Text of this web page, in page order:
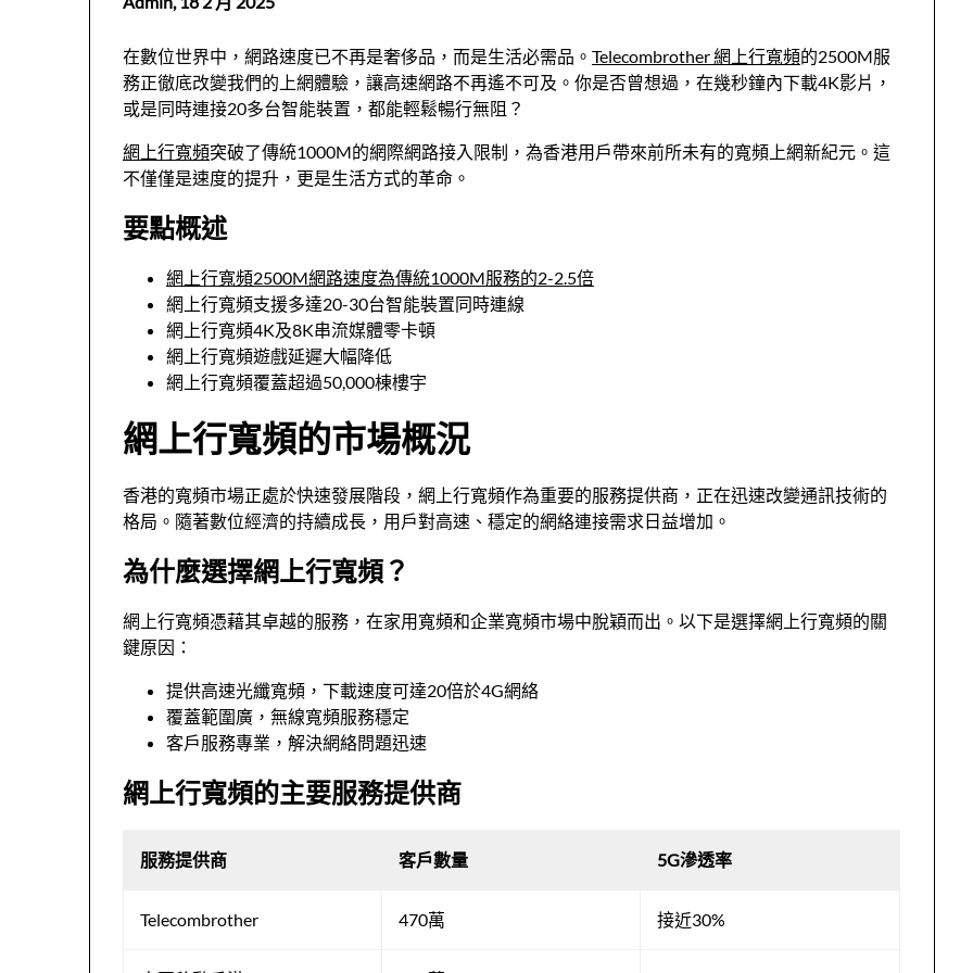
在數位世界中，網路速度已不再是奢侈品，而是生活必需品。 Telecombrother 網上行寬頻的2500M服
務正徹底改變我們的上網體驗，讓高速網路不再遙不可及。你是否曾想過，在幾秒鐘內下載4K影片，
或是同時連接20多台智能裝置，都能輕鬆暢行無阻？
網上行寬頻突破了傳統1000M的網際網路接入限制，為香港用戶帶來前所未有的寬頻上網新紀元。這
不僅僅是速度的提升，更是生活方式的革命。
要點概述
網上行寬頻2500M網路速度為傳統1000M服務的2-2.5倍
網上行寬頻支援多達20-30台智能裝置同時連線
網上行寬頻4K及8K串流媒體零卡頓
網上行寬頻遊戲延遲大幅降低
網上行寬頻覆蓋超過50,000棟樓宇
網上行寬頻的市場概況
香港的寬頻市場正處於快速發展階段，網上行寬頻作為重要的服務提供商，正在迅速改變通訊技術的
格局。隨著數位經濟的持續成長，用戶對高速、穩定的網絡連接需求日益增加。
為什麼選擇網上行寬頻？
網上行寬頻憑藉其卓越的服務，在家用寬頻和企業寬頻市場中脫穎而出。以下是選擇網上行寬頻的關
鍵原因：
提供高速光纖寬頻，下載速度可達20倍於4G網絡
覆蓋範圍廣，無線寬頻服務穩定
客戶服務專業，解決網絡問題迅速
網上行寬頻的主要服務提供商
服務提供商 客戶數量 5G滲透率
Telecombrother 470萬 接近30%